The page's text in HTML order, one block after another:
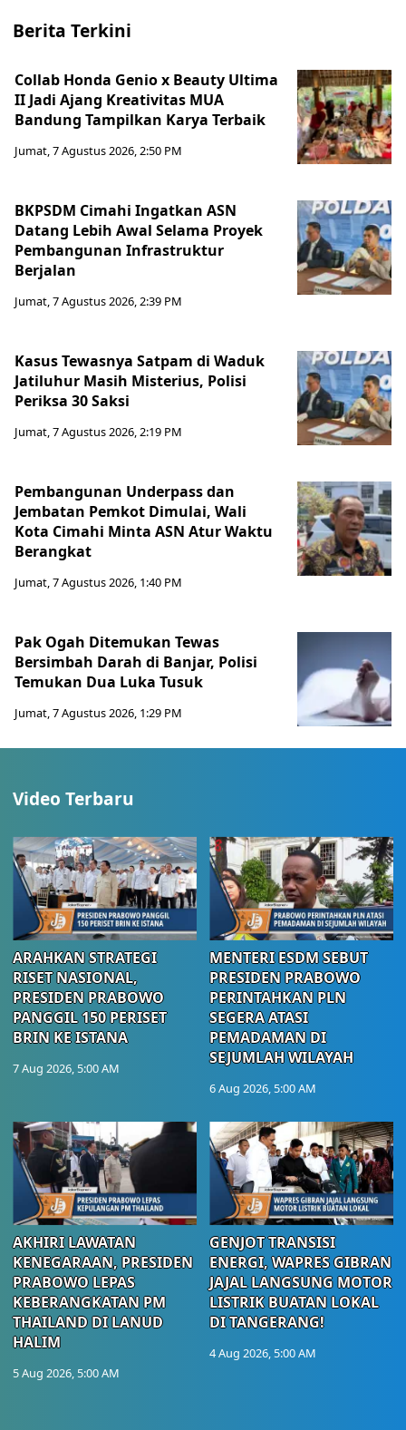
Berita Terkini
Collab Honda Genio x Beauty Ultima
II Jadi Ajang Kreativitas MUA
Bandung Tampilkan Karya Terbaik
Jumat, 7 Agustus 2026, 2:50 PM
BKPSDM Cimahi Ingatkan ASN
Datang Lebih Awal Selama Proyek
Pembangunan Infrastruktur
Berjalan
Jumat, 7 Agustus 2026, 2:39 PM
Kasus Tewasnya Satpam di Waduk
Jatiluhur Masih Misterius, Polisi
Periksa 30 Saksi
Jumat, 7 Agustus 2026, 2:19 PM
Pembangunan Underpass dan
Jembatan Pemkot Dimulai, Wali
Kota Cimahi Minta ASN Atur Waktu
Berangkat
Jumat, 7 Agustus 2026, 1:40 PM
Pak Ogah Ditemukan Tewas
Bersimbah Darah di Banjar, Polisi
Temukan Dua Luka Tusuk
Jumat, 7 Agustus 2026, 1:29 PM
Video Terbaru
ARAHKAN STRATEGI
RISET NASIONAL,
PRESIDEN PRABOWO
PANGGIL 150 PERISET
BRIN KE ISTANA
7 Aug 2026, 5:00 AM
MENTERI ESDM SEBUT
PRESIDEN PRABOWO
PERINTAHKAN PLN
SEGERA ATASI
PEMADAMAN DI
SEJUMLAH WILAYAH
6 Aug 2026, 5:00 AM
AKHIRI LAWATAN
KENEGARAAN, PRESIDEN
PRABOWO LEPAS
KEBERANGKATAN PM
THAILAND DI LANUD
HALIM
5 Aug 2026, 5:00 AM
GENJOT TRANSISI
ENERGI, WAPRES GIBRAN
JAJAL LANGSUNG MOTOR
LISTRIK BUATAN LOKAL
DI TANGERANG!
4 Aug 2026, 5:00 AM